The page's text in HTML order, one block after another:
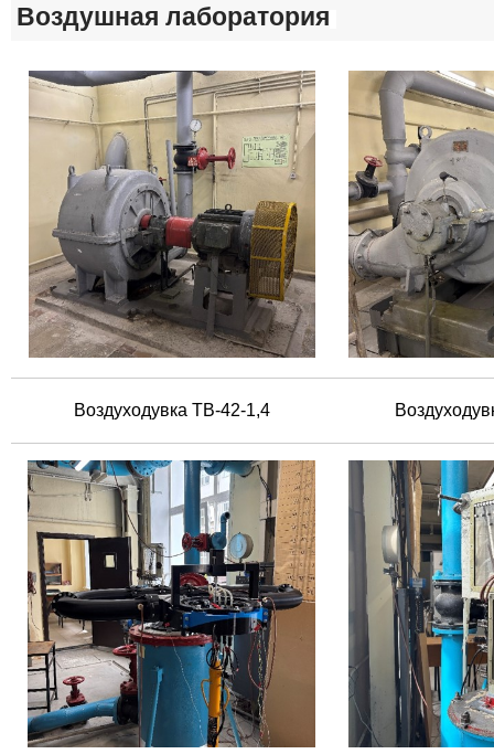
Воздушная лаборатория
​Воздуходувка ТВ-42-1,4​